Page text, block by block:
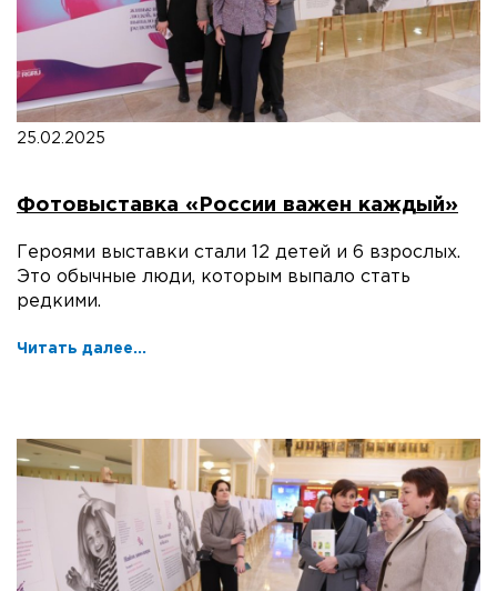
25.02.2025
Фотовыставка «России важен каждый»
Героями выставки стали 12 детей и 6 взрослых.
Это обычные люди, которым выпало стать
редкими.
Читать далее...